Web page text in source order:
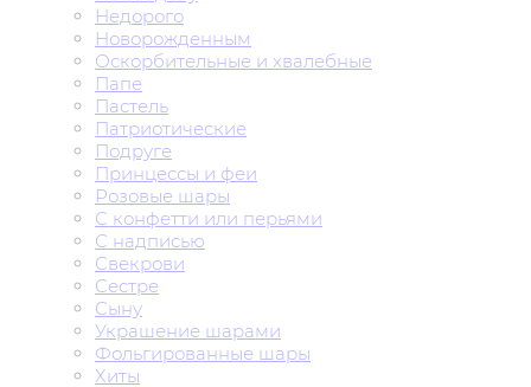
Недорого
Новорожденным
Оскорбительные и хвалебные
Папе
Пастель
Патриотические
Подруге
Принцессы и феи
Розовые шары
С конфетти или перьями
С надписью
Свекрови
Сестре
Сыну
Украшение шарами
Фольгированные шары
Хиты